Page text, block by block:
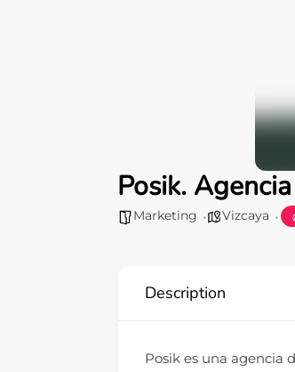
Posik.
Marketing Vizcaya
Description
Posik es una agencia